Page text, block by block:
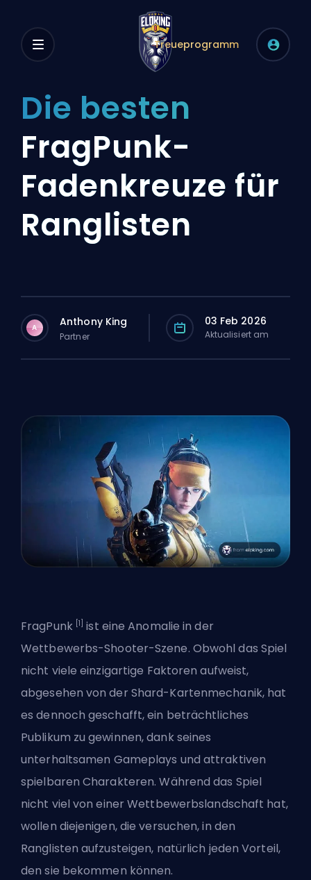
Treueprogramm
Die besten
FragPunk-
Fadenkreuze für
Ranglisten
A Anthony King
Partner
03 Feb 2026
Aktualisiert am
FragPunk [1] ist eine Anomalie in der
Wettbewerbs-Shooter-Szene. Obwohl das Spiel
nicht viele einzigartige Faktoren aufweist,
abgesehen von der Shard-Kartenmechanik, hat
es dennoch geschafft, ein beträchtliches
Publikum zu gewinnen, dank seines
unterhaltsamen Gameplays und attraktiven
spielbaren Charakteren. Während das Spiel
nicht viel von einer Wettbewerbslandschaft hat,
wollen diejenigen, die versuchen, in den
Ranglisten aufzusteigen, natürlich jeden Vorteil,
den sie bekommen können.